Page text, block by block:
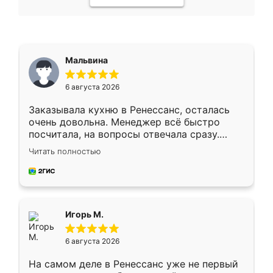
Мальвина
6 августа 2026
Заказывала кухню в Ренессанс, осталась
очень довольна. Менеджер всё быстро
посчитала, на вопросы отвечала сразу.
Замерщик приехал в субботу, подошёл к
делу со всей ответственностью. Собрали
за день, ребята работали аккуратно, даже
Читать полностью
Игорь М.
6 августа 2026
На самом деле в Ренессанс уже не первый